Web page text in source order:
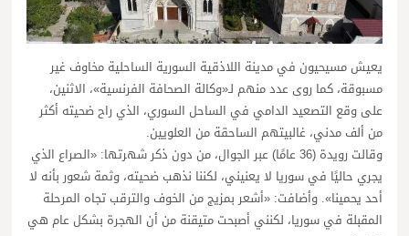
يعيش مسيحيون في مدينة اللاذقية السورية الساحلية مخاوف غير
مسبوقة، كما روى عدد منهم لـ«وكالة الصحافة الفرنسية»، الاثنين،
على وقع التصعيد الدامي في الساحل السوري، الذي راح ضحيته أكثر
من ألف مدني، غالبيتهم الساحقة من العلويين.
وقالت رويدة (36 عامًا) عبر الجوال، من دون ذكر شهرتها: «الصراع الذي
يجري حاليًا في سوريا لا يعنيني، لكننا نذهب ضحيته، وثمة شعور بأنه لا
أحد يحمينا». وأضافت: «أشعر بمزيج من الخوف والترقب تجاه المرحلة
المقبلة في سوريا، لكنني أصبحت متيقنة من أن الهجرة بشكل عام هي